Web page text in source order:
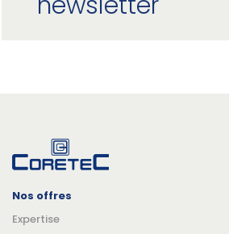
Nos offres
Expertise